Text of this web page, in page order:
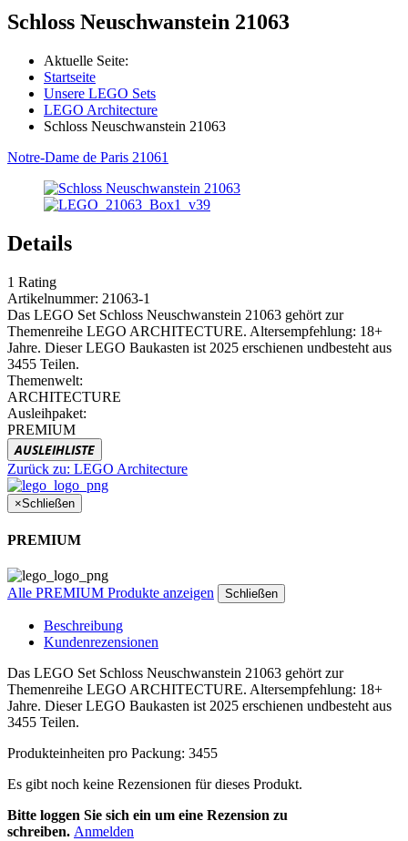
Schloss Neuschwanstein 21063
Aktuelle Seite:
Startseite
Unsere LEGO Sets
LEGO Architecture
Schloss Neuschwanstein 21063
Notre-Dame de Paris 21061
Details
1 Rating
Artikelnummer: 21063-1
Das LEGO Set Schloss Neuschwanstein 21063 gehört zur
Themenreihe LEGO ARCHITECTURE. Altersempfehlung: 18+
Jahre. Dieser LEGO Baukasten ist 2025 erschienen undbesteht aus
3455 Teilen.
Themenwelt:
ARCHITECTURE
Ausleihpaket:
PREMIUM
AUSLEIHLISTE
Zurück zu: LEGO Architecture
×Schließen
PREMIUM
Alle PREMIUM Produkte anzeigen Schließen
Beschreibung
Kundenrezensionen
Das LEGO Set Schloss Neuschwanstein 21063 gehört zur
Themenreihe LEGO ARCHITECTURE. Altersempfehlung: 18+
Jahre. Dieser LEGO Baukasten ist 2025 erschienen undbesteht aus
3455 Teilen.
Produkteinheiten pro Packung: 3455
Es gibt noch keine Rezensionen für dieses Produkt.
Bitte loggen Sie sich ein um eine Rezension zu
schreiben. Anmelden